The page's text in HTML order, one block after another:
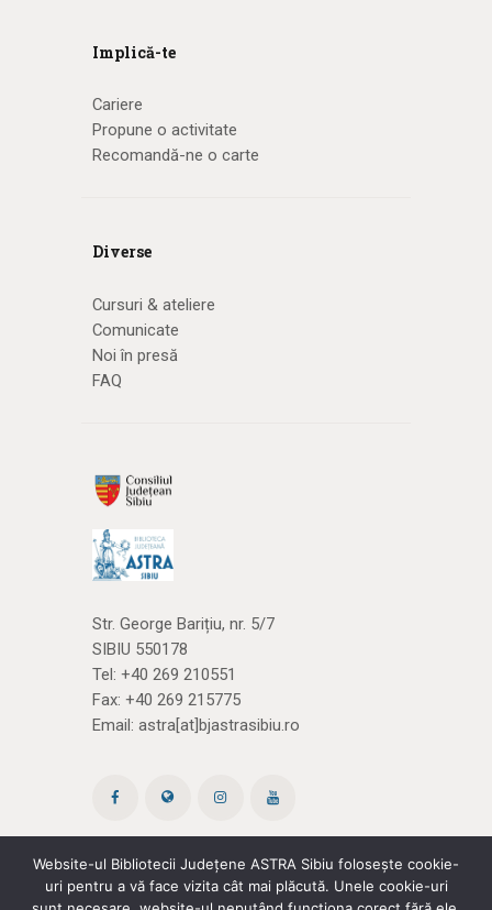
Implică-te
Cariere
Propune o activitate
Recomandă-ne o carte
Diverse
Cursuri & ateliere
Comunicate
Noi în presă
FAQ
Str. George Barițiu, nr. 5/7
SIBIU 550178
Tel: +40 269 210551
Fax: +40 269 215775
Email: astra[at]bjastrasibiu.ro
Website-ul Bibliotecii Județene ASTRA Sibiu folosește cookie-
uri pentru a vă face vizita cât mai plăcută. Unele cookie-uri